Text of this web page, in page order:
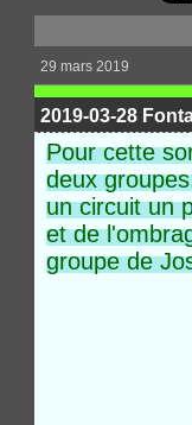
29 mars 2019
2019-03-28
Pour cette
deux
un circuit un
et de
groupe de